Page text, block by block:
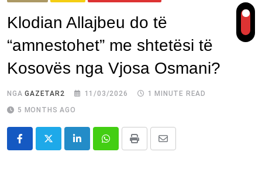
Klodian Allajbeu do të
“amnestohet” me shtetësi të
Kosovës nga Vjosa Osmani?
NGAGAZETAR2 11/03/2026
1 MINUTE READ
5 MONTHS AGO
LinkedInWhatsappPrint
Share